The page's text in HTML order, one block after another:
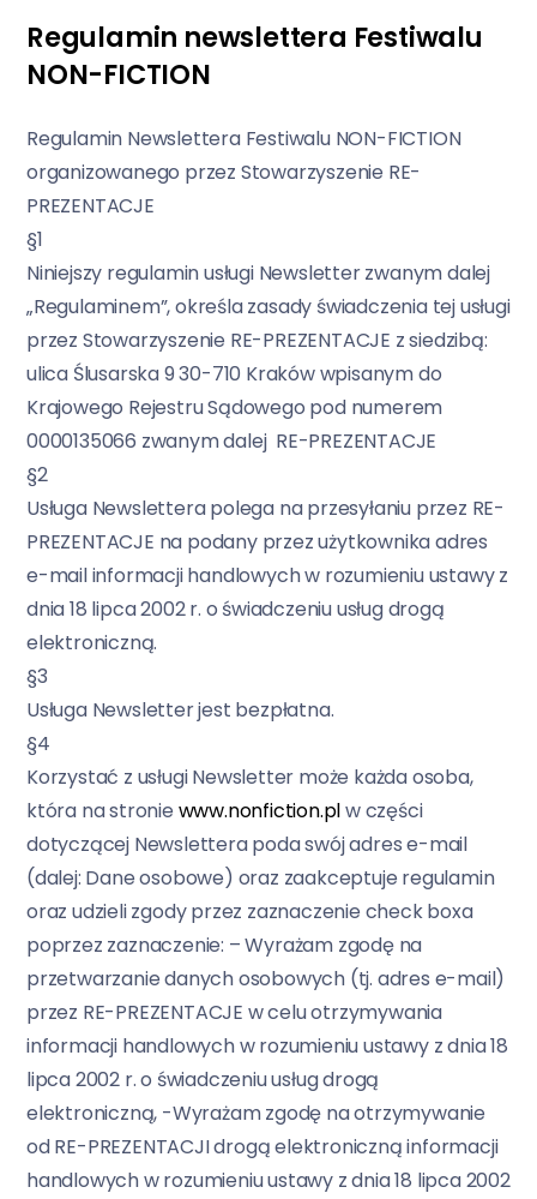
Regulamin newslettera Festiwalu
NON-FICTION
Regulamin Newslettera Festiwalu NON-FICTION
organizowanego przez Stowarzyszenie RE-
PREZENTACJE
§1
Niniejszy regulamin usługi Newsletter zwanym dalej
„Regulaminem”, określa zasady świadczenia tej usługi
przez Stowarzyszenie RE-PREZENTACJE z siedzibą:
ulica Ślusarska 9 30-710 Kraków wpisanym do
Krajowego Rejestru Sądowego pod numerem
0000135066 zwanym dalej RE-PREZENTACJE
§2
Usługa Newslettera polega na przesyłaniu przez RE-
PREZENTACJE na podany przez użytkownika adres
e-mail informacji handlowych w rozumieniu ustawy z
dnia 18 lipca 2002 r. o świadczeniu usług drogą
elektroniczną.
§3
Usługa Newsletter jest bezpłatna.
§4
Korzystać z usługi Newsletter może każda osoba,
która na stronie www.nonfiction.plw części
dotyczącej Newslettera poda swój adres e-mail
(dalej: Dane osobowe) oraz zaakceptuje regulamin
oraz udzieli zgody przez zaznaczenie check boxa
poprzez zaznaczenie: – Wyrażam zgodę na
przetwarzanie danych osobowych (tj. adres e-mail)
przez RE-PREZENTACJE w celu otrzymywania
informacji handlowych w rozumieniu ustawy z dnia 18
lipca 2002 r. o świadczeniu usług drogą
elektroniczną, -Wyrażam zgodę na otrzymywanie
od RE-PREZENTACJI drogą elektroniczną informacji
handlowych w rozumieniu ustawy z dnia 18 lipca 2002